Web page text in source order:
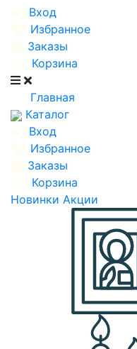
Вход
Избранное
Заказы
Корзина
Главная
Каталог
Вход
Избранное
Заказы
Корзина
Новинки Акции